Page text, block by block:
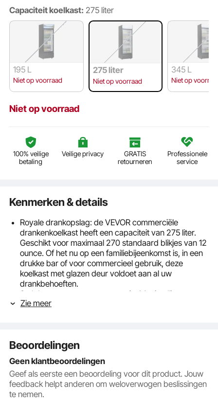
Capaciteit koelkast: 275 liter
195 L
Niet op voorraad
275 liter
Niet op voorraad
345 L
Niet op
Niet op voorraad
100% veilige
betaling
Veilige privacy
GRATIS
retourneren
Professionele
service
Kenmerken & details
Royale drankopslag: de VEVOR commerciële
drankenkoelkast heeft een capaciteit van 275 liter.
Geschikt voor maximaal 270 standaard blikjes van 12
ounce. Of het nu op een familiebijeenkomst is, in een
drukke bar of voor commercieel gebruik, deze
koelkast met glazen deur voldoet aan al uw
drankbehoeften.
Stel de gewenste temperatuur in: Met intelligente
temperatuurregeling met 7 niveaus voor
gekoelde dranken, of het nu gaat om sap, wijn of bier.
Efficiënte koeling met automatisch ontdooien: Dankzij
een 360° circulerend luchtkoelsysteem zorgt deze
commerciële koelkast voor een snelle en gelijkmatige
koeling en voorkomt ijsvorming. Het is efficiënt,
duurzaam en energiebesparend en zorgt voor een
Zie meer
Beoordelingen
Geen klantbeoordelingen
Geef als eerste een beoordeling voor dit product. Jouw
feedback helpt anderen om weloverwogen beslissingen
te nemen.